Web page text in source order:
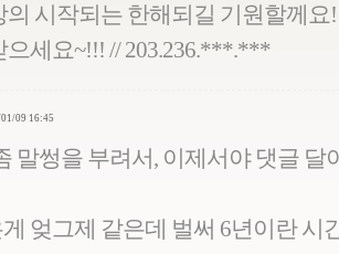
의 시작되는 한해되길 기원할께요
으세요~!!! // 203.236.***.***
09 16:45
말썽을 부려서, 이제서야 댓글 달
엊그제 같은데 벌써 6년이란 시